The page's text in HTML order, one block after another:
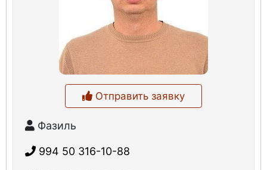
Отправить заявку
Фазиль
994 50 316-10-88